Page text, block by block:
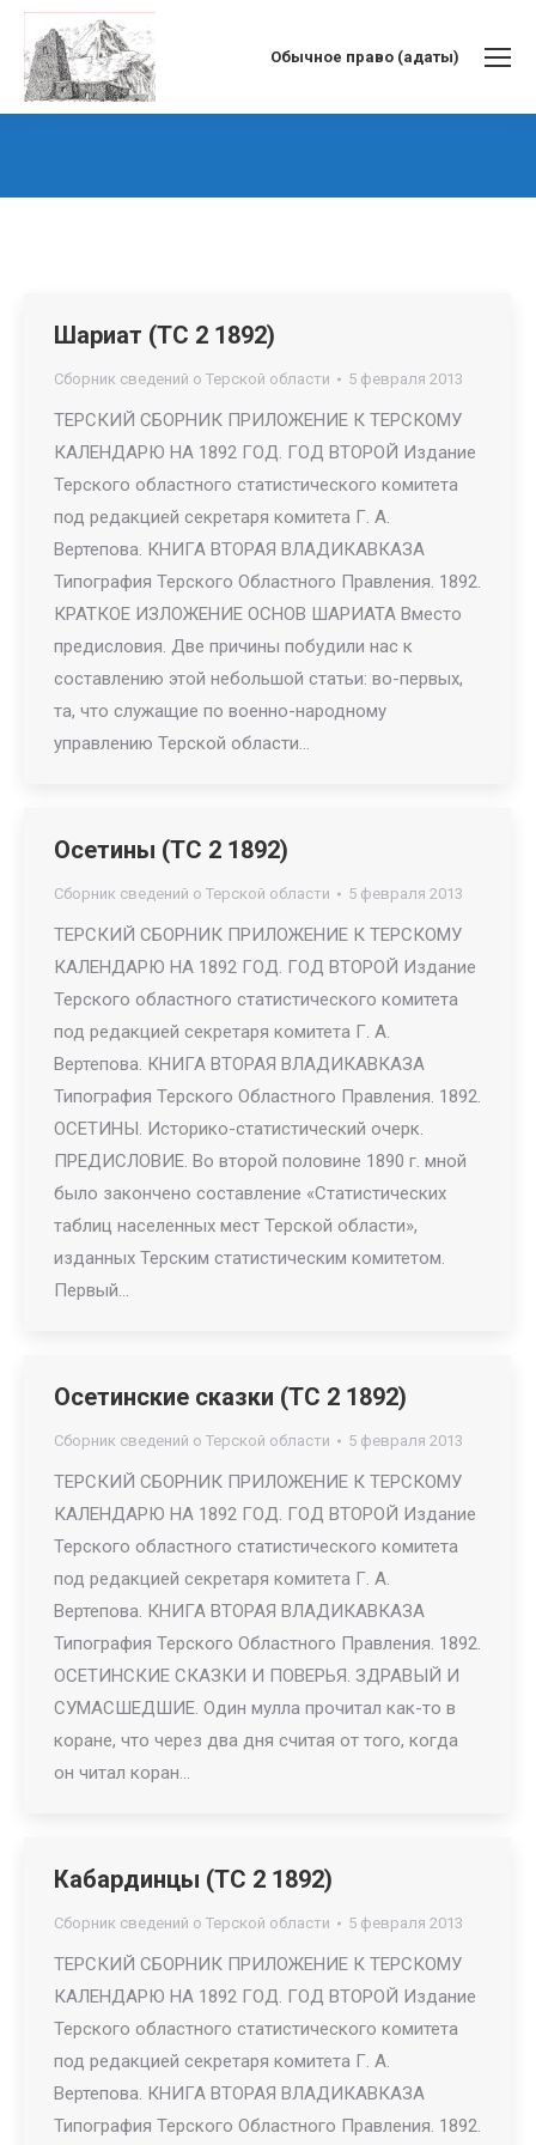
Обычное право (адаты)
Шариат (ТС 2 1892)
Сборник сведений о Терской области 5 февраля 2013
ТЕРСКИЙ СБОРНИК ПРИЛОЖЕНИЕ К ТЕРСКОМУ
КАЛЕНДАРЮ НА 1892 ГОД. ГОД ВТОРОЙ Издание
Терского областного статистического комитета
под редакцией секретаря комитета Г. А.
Вертепова. КНИГА ВТОРАЯ ВЛАДИКАВКАЗА
Типография Терского Областного Правления. 1892.
КРАТКОЕ ИЗЛОЖЕНИЕ ОСНОВ ШАРИАТА Вместо
предисловия. Две причины побудили нас к
составлению этой небольшой статьи: во-первых,
та, что служащие по военно-народному
управлению Терской области…
Осетины (ТС 2 1892)
Сборник сведений о Терской области 5 февраля 2013
ТЕРСКИЙ СБОРНИК ПРИЛОЖЕНИЕ К ТЕРСКОМУ
КАЛЕНДАРЮ НА 1892 ГОД. ГОД ВТОРОЙ Издание
Терского областного статистического комитета
под редакцией секретаря комитета Г. А.
Вертепова. КНИГА ВТОРАЯ ВЛАДИКАВКАЗА
Типография Терского Областного Правления. 1892.
ОСЕТИНЫ. Историко-статистический очерк.
ПРЕДИСЛОВИЕ. Во второй половине 1890 г. мной
было закончено составление «Статистических
таблиц населенных мест Терской области»,
изданных Терским статистическим комитетом.
Первый…
Осетинские сказки (ТС 2 1892)
Сборник сведений о Терской области 5 февраля 2013
ТЕРСКИЙ СБОРНИК ПРИЛОЖЕНИЕ К ТЕРСКОМУ
КАЛЕНДАРЮ НА 1892 ГОД. ГОД ВТОРОЙ Издание
Терского областного статистического комитета
под редакцией секретаря комитета Г. А.
Вертепова. КНИГА ВТОРАЯ ВЛАДИКАВКАЗА
Типография Терского Областного Правления. 1892.
ОСЕТИНСКИЕ СКАЗКИ И ПОВЕРЬЯ. ЗДРАВЫЙ И
СУМАСШЕДШИЕ. Один мулла прочитал как-то в
коране, что через два дня считая от того, когда
он читал коран…
Кабардинцы (ТС 2 1892)
Сборник сведений о Терской области 5 февраля 2013
ТЕРСКИЙ СБОРНИК ПРИЛОЖЕНИЕ К ТЕРСКОМУ
КАЛЕНДАРЮ НА 1892 ГОД. ГОД ВТОРОЙ Издание
Терского областного статистического комитета
под редакцией секретаря комитета Г. А.
Вертепова. КНИГА ВТОРАЯ ВЛАДИКАВКАЗА
Типография Терского Областного Правления. 1892.